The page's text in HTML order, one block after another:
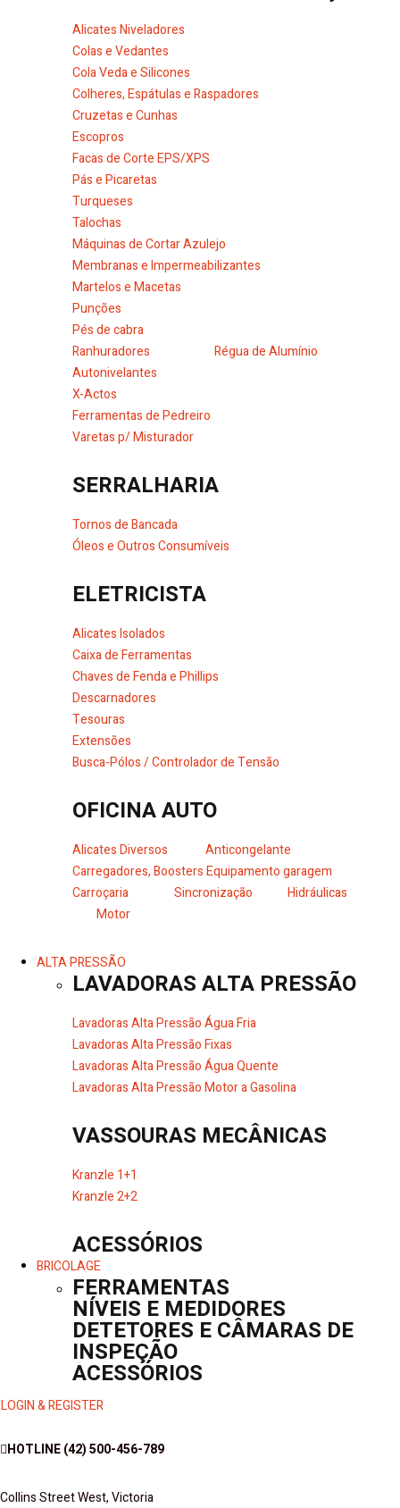
Alicates Niveladores
Colas e Vedantes
Cola Veda e Silicones
Colheres, Espátulas e Raspadores
Cruzetas e Cunhas
Escopros
Facas de Corte EPS/XPS
Pás e Picaretas
Turqueses
Talochas
Máquinas de Cortar Azulejo
Membranas e Impermeabilizantes
Martelos e Macetas
Punções
Pés de cabra
Ranhuradores
Régua de Alumínio
Autonivelantes
X-Actos
Ferramentas de Pedreiro
Varetas p/ Misturador
SERRALHARIA
Tornos de Bancada
Óleos e Outros Consumíveis
ELETRICISTA
Alicates Isolados
Caixa de Ferramentas
Chaves de Fenda e Phillips
Descarnadores
Tesouras
Extensões
Busca-Pólos / Controlador de Tensão
OFICINA AUTO
Alicates Diversos
Anticongelante
Carregadores, BoostersEquipamento garagem
Carroçaria
Sincronização
Hidráulicas
Motor
ALTA PRESSÃO
LAVADORAS ALTA PRESSÃO
Lavadoras Alta Pressão Água Fria
Lavadoras Alta Pressão Fixas
Lavadoras Alta Pressão Água Quente
Lavadoras Alta Pressão Motor a Gasolina
VASSOURAS MECÂNICAS
Kranzle 1+1
Kranzle 2+2
ACESSÓRIOS
BRICOLAGE
FERRAMENTAS
NÍVEIS E MEDIDORES
DETETORES E CÂMARAS DE
INSPEÇÃO
ACESSÓRIOS
LOGIN & REGISTER
HOTLINE(42) 500-456-789
Collins Street West, Victoria